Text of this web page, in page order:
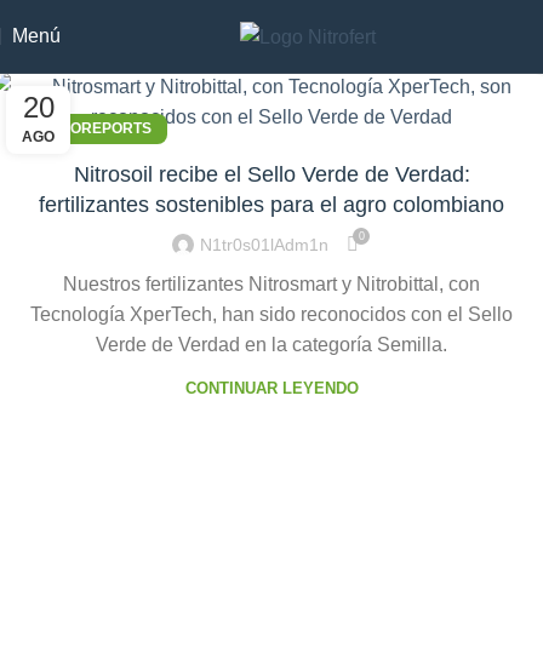
Menú
20
AGONITROREPORTS
Nitrosoil recibe el Sello Verde de Verdad:
fertilizantes sostenibles para el agro colombiano
N1tr0s01lAdm1n 0
Nuestros fertilizantes Nitrosmart y Nitrobittal, con
Tecnología XperTech, han sido reconocidos con el Sello
Verde de Verdad en la categoría Semilla.
CONTINUAR LEYENDO